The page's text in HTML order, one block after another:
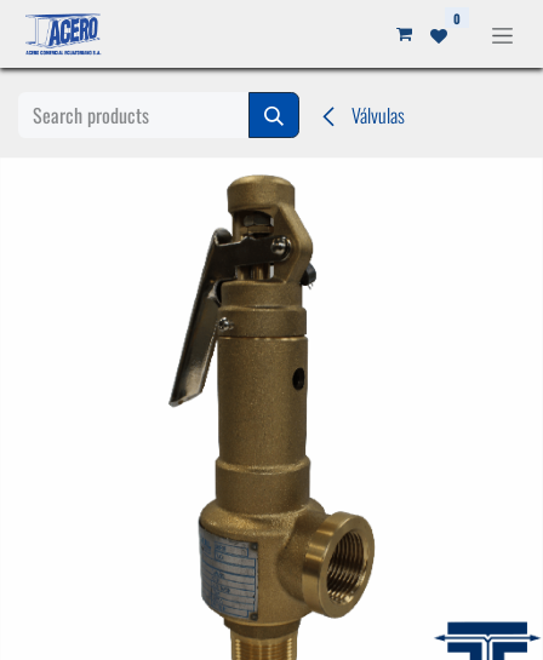
Ir al contenido 0
Válvulas